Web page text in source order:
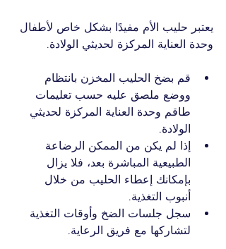
يعتبر حليب الأم مفيدًا بشكل خاص لأطفال
وحدة العناية المركزة لحديثي الولادة.
قم بضخ الحليب المخزن بانتظام
ووضع ملصق عليه حسب تعليمات
طاقم وحدة العناية المركزة لحديثي
الولادة.
إذا لم يكن من الممكن الرضاعة
الطبيعية المباشرة بعد، فلا يزال
بإمكانك إعطاء الحليب من خلال
أنبوب التغذية.
سجل جلسات الضخ وأوقات التغذية
لتشاركها مع فريق الرعاية.